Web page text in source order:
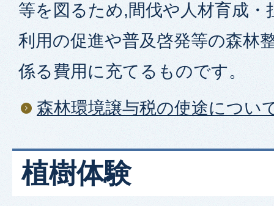
等を図るため,間伐や人材育成・
利用の促進や普及啓発等の森林
係る費用に充てるものです。
森林環境譲与税の使途につい
植樹体験